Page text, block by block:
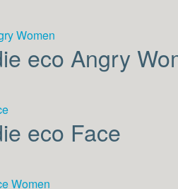
eco Angry
eco Face